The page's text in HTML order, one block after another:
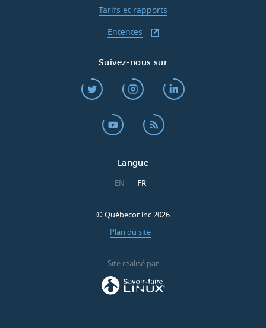
Tarifs et rapports
Ententes
Suivez-nous sur
Langue
EN FR
© Québecor inc 2026
Plan du site
Site réalisé par